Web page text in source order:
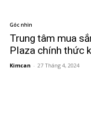
Góc nhìn
Trung tâm mua
Plaza chính thức
Kimcan - 27 Tháng 4, 2024